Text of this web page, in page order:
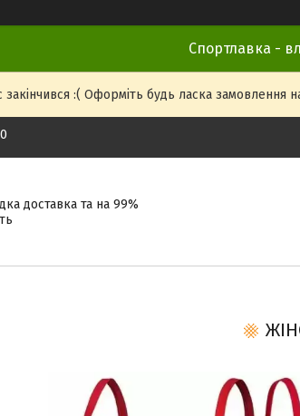
Спортлавка -
:( Оформіть будь ласка замовлення
доставка та на 99%